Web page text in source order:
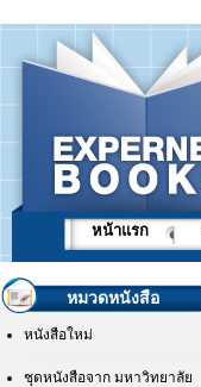
หน้าแรก
หมวดหนังสือ
หนังสือใหม่
ชุดหนังสือจาก มหาวิทยาลัย